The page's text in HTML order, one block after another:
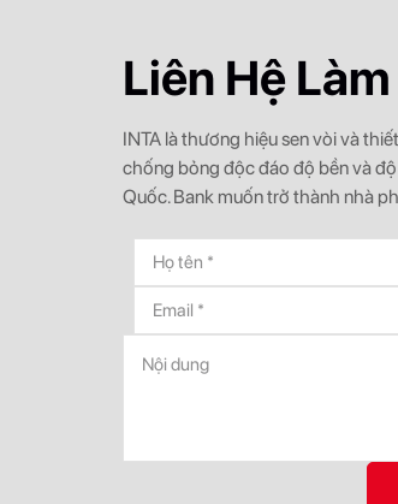
Liên Hệ
INTA là thương hiệu sen vòi và
chống bỏng độc đáo độ bền và
Quốc. Bank muốn trở thành nhà